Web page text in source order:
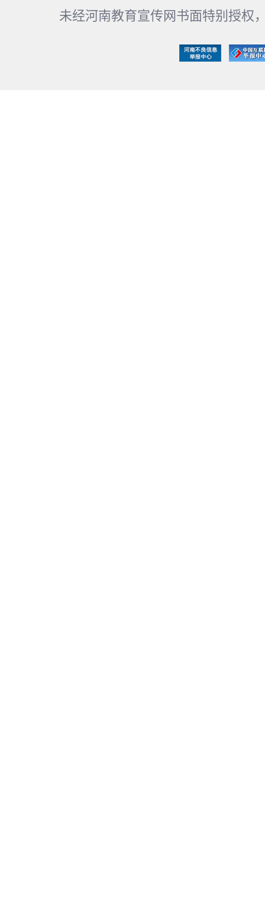
未经河南教育宣传网书面特别授权